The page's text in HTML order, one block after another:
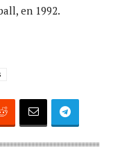
en 1992.